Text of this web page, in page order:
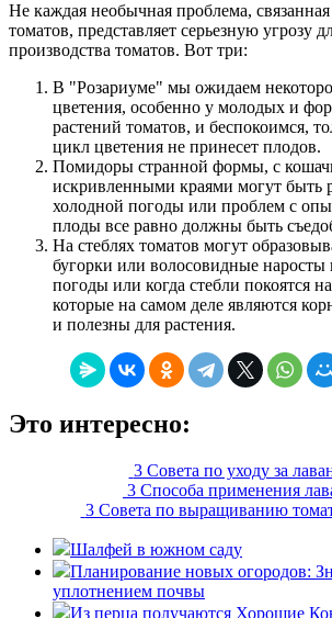
Не каждая необычная проблема,
томатов, представляет серьезную угрозу
производства томатов. Вот три:
В "Розариуме" мы ожидаем
цветения, особенно у молодых и
растений томатов, и беспокоимся,
цикл цветения не принесет плодов.
Помидоры странной формы, с
искривленными краями могут быть
холодной погоды или проблем с
плоды все равно должны быть
На стеблях томатов могут
бугорки или волосовидные наросты
погоды или когда стебли покоятся
которые на самом деле являются
и полезны для растения.
Это интересно:
3 Совета по уходу за
3 Способа применения
3 Совета по выращиванию
Шалфей в южном саду
Планирование новых огородов:
уплотнением почвы
Из перца получаются Хорошие